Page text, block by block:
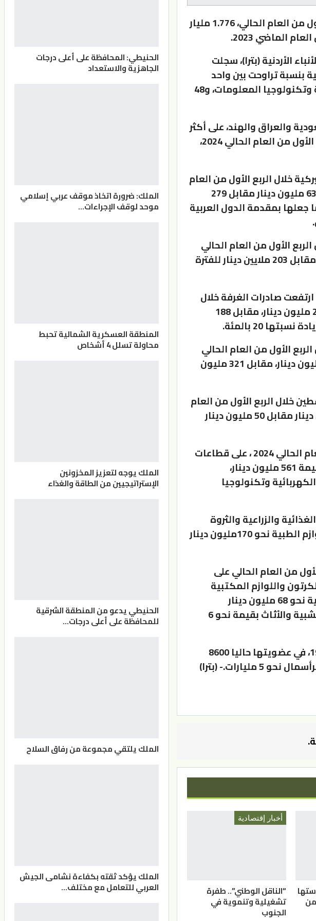
بلغت صادرات غرفة صناعة عمان، خلال الربع الأول من العام الحالي، 1.776 مليار
الأردنية (بترا)، سجلت
بنسبة تراوحت بين واحد
بالمئة لقطاع الصناعات الهندسية والكهربائية وتكنولوجيا المعلومات، و48
والعراق والهند، على أكثر
من نصف صادرات غرفة صناعة عمان خلال الربع الأول من العام الحالي 2024،
خلال الربع الأول من العام
الحالي، ارتفاعا بنسبة 128 بالمئة، لتصل لنحو 638 مليون دينار مقابل 279
جعلها بمقدمة الدول العربية
الأول من العام الحالي
بنسبة 3 بالمئة، ووصلت لنحو 209 ملايين دينار، مقابل 203 ملايين دينار للفترة
صادرات الغرفة خلال
الربع الأول من العام الحالي للعراق إلى نحو 267 مليون دينار، مقابل 188
20 بالمئة.
الأول من العام الحالي
انخفاضا بنسبة 57 بالمئة، متراجعة لنحو 138 مليون دينار، مقابل 321 مليون
خلال الربع الأول من العام
الحالي، بنسبة 31 بالمئة، لتسجل نحو 35 مليون دينار مقابل 50 مليون دينار
وتوزعت صادرات الغرفة خلال الربع الأول من العام الحالي 2024 ، على قطاعات
الصناعات الكيماوية ومستحضرات التجميل بقيمة 561 مليون دينار،
والكهربائية وتكنولوجيا
والزراعية والثروة
الحيوانية نحو 202 مليون دينار والعلاجية واللوازم الطبية نحو 170مليون دينار
من العام الحالي على
واللوازم المكتبية
بقيمة 70 مليون دينار والبلاستيكية والمطاطية نحو 68 مليون دينار
والإنشائية 29 مليون دينار، واخيرا الصناعات الخشبية والأثاث بقيمة نحو 6
وتضم غرفة صناعة عمان التي تأسست عام 1962، في عضويتها حاليا 8600
أخبار إقتصادية
“الناقل الوطني”.. طفرة
تشغيلية وتنموية في
الجنوب
الحنيطي: المحافظة على أعلى درجات
الجاهزية والاستعداد
الملك: ضرورة اتخاذ موقف عربي إسلامي
موحد لوقف الإجراءات…
المنطقة العسكرية الشمالية تحبط
محاولة تسلل 4 أشخاص
الملك يوجه لتعزيز المخزونين
الإستراتيجيين من الطاقة والغذاء
الحنيطي يدعو من المنطقة الشرقية
للمحافظة على أعلى درجات…
الملك يلتقي مجموعة من رفاق السلاح
الملك يؤكد ثقته بكفاءة نشامى الجيش
العربي للتعامل مع مختلف…